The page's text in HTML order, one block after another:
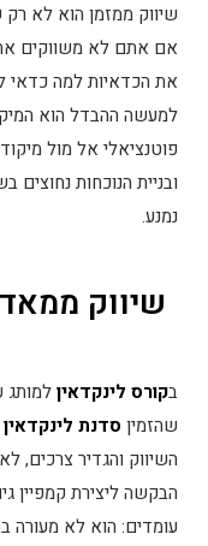
שיווק ממזמן הוא לא
אם אתם לא משווקים
את הכדאיות למה כדאי
למעשה ההבדל הוא
פוטנציאלי אל מול
ובניית הנוכחות
נמנע.
שיווק
בקורס לינקדאין
שהזמין סדנת
השיווק והגדיר צרכים,
הבקשה ליצירת קמפיין
עומדים: הוא לא מעורה